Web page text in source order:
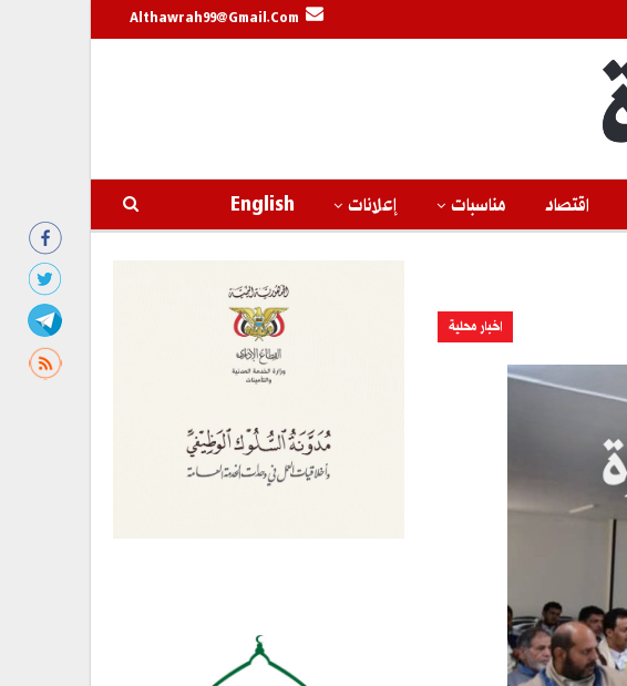
Althawrah99@gmail.com
اقتصاد مناسبات إعلانات English
اخبار محلية